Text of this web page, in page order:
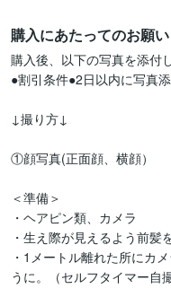
購入にあたってのお願い
購入後、以下の写真を添付
●割引条件●2日以内に写真
↓撮り方↓
①顔写真(正面顔、横顔）
＜準備＞
・ヘアピン類、カメラ
・生え際が見えるよう前髪
・1メートル離れた所にカ
うに。（セルフタイマー自